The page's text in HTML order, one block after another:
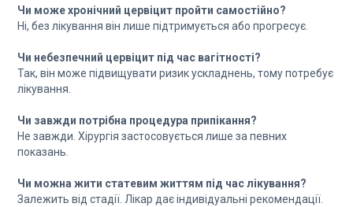
Чи може хронічний цервіцит пройти самостійно?
Ні, без лікування він лише підтримується або прогресує.
Чи небезпечний цервіцит під час вагітності?
Так, він може підвищувати ризик ускладнень, тому потребує
лікування.
Чи завжди потрібна процедура припікання?
Не завжди. Хірургія застосовується лише за певних
показань.
Чи можна жити статевим життям під час лікування?
Залежить від стадії. Лікар дає індивідуальні рекомендації.